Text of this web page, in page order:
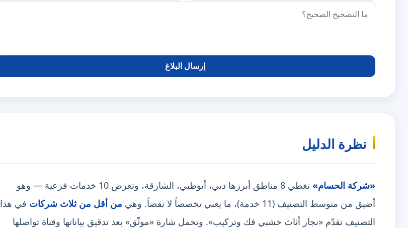
إرسال البلاغ
نظرة الدليل
«شركة الحسام»
تغطي 8 مناطق أبرزها دبي، أبوظبي، الشارقة، وتعرض 10 خدمات فرعية — وهو
أضيق من متوسط التصنيف (11 خدمة)، ما يعني تخصصاً لا نقصاً. وهي
من أقل من ثلاث شركات في هذا
التصنيف تقدّم «نجار أثاث خشبي فك وتركيب». وتحمل شارة «موثّق» بعد تدقيق بياناتها وقناة تواصلها